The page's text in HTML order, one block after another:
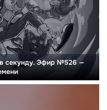
в секунду. Эфир №526 —